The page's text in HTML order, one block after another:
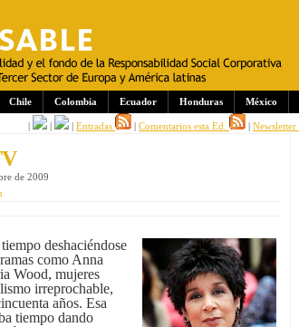
Chile Colombia Ecuador Honduras México
| | | Entradas | Comentarios esta Ed. | Newsletter
de 2009
deshaciéndose
como Anna
Wood, mujeres
irreprochable,
años. Esa
tiempo dando